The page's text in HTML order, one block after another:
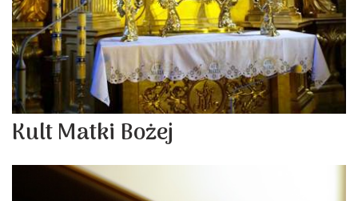
Kult Matki Bożej